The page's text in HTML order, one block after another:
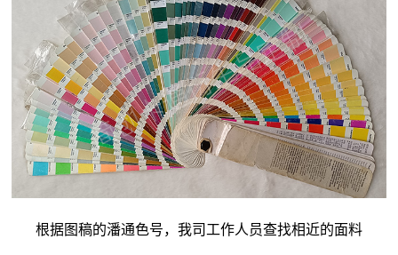
根据图稿的潘通色号，我司工作人员查找相近的面料